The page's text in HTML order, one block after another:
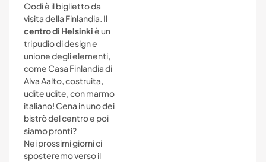
Oodi è il biglietto da
visita della Finlandia. Il
centro di Helsinkiè un
tripudio di design e
unione degli elementi,
come Casa Finlandia di
Alva Aalto, costruita,
udite udite, con marmo
italiano! Cena in uno dei
bistrò del centro e poi
siamo pronti?
Nei prossimi giorni ci
sposteremo verso il